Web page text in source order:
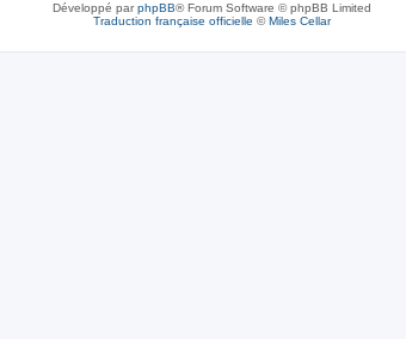
Développé parphpBB® Forum Software © phpBB Limited
Traduction française officielle ©Miles Cellar